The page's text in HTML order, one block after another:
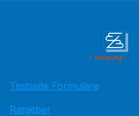
Testseite Formulare
Ratgeber